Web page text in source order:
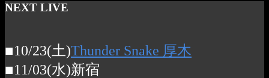
NEXT LIVE
■10/23(土)Thunder Snake 厚木
■11/03(水)新宿